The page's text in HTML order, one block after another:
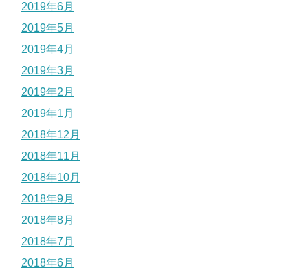
2019年6月
2019年5月
2019年4月
2019年3月
2019年2月
2019年1月
2018年12月
2018年11月
2018年10月
2018年9月
2018年8月
2018年7月
2018年6月